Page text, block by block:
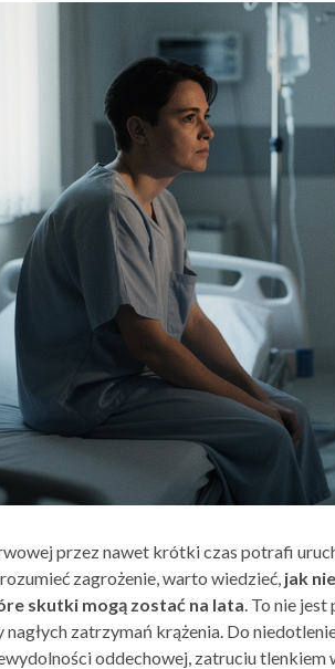
przez nawet krótki czas potrafi
zagrożenie, warto wiedzieć, jak
skutki mogą zostać na lata . To nie
zatrzymań krążenia. Do
oddechowej, zatruciu tlenkiem